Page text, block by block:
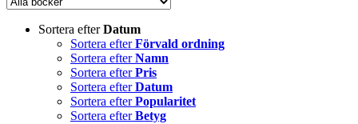
Sortera efterDatum
Sortera efterFörvald ordning
Sortera efterNamn
Sortera efterPris
Sortera efterDatum
Sortera efterPopularitet
Sortera efterBetyg